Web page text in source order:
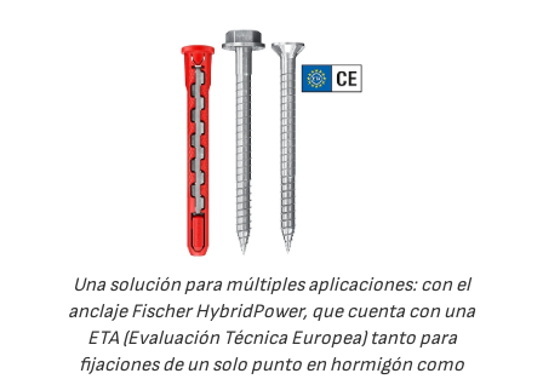
Una solución para múltiples aplicaciones: con el
anclaje Fischer HybridPower, que cuenta con una
ETA (Evaluación Técnica Europea) tanto para
fijaciones de un solo punto en hormigón como